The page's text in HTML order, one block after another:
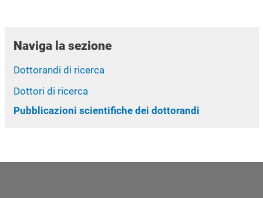
Naviga la sezione
Dottorandi di ricerca
Dottori di ricerca
Pubblicazioni scientifiche dei dottorandi